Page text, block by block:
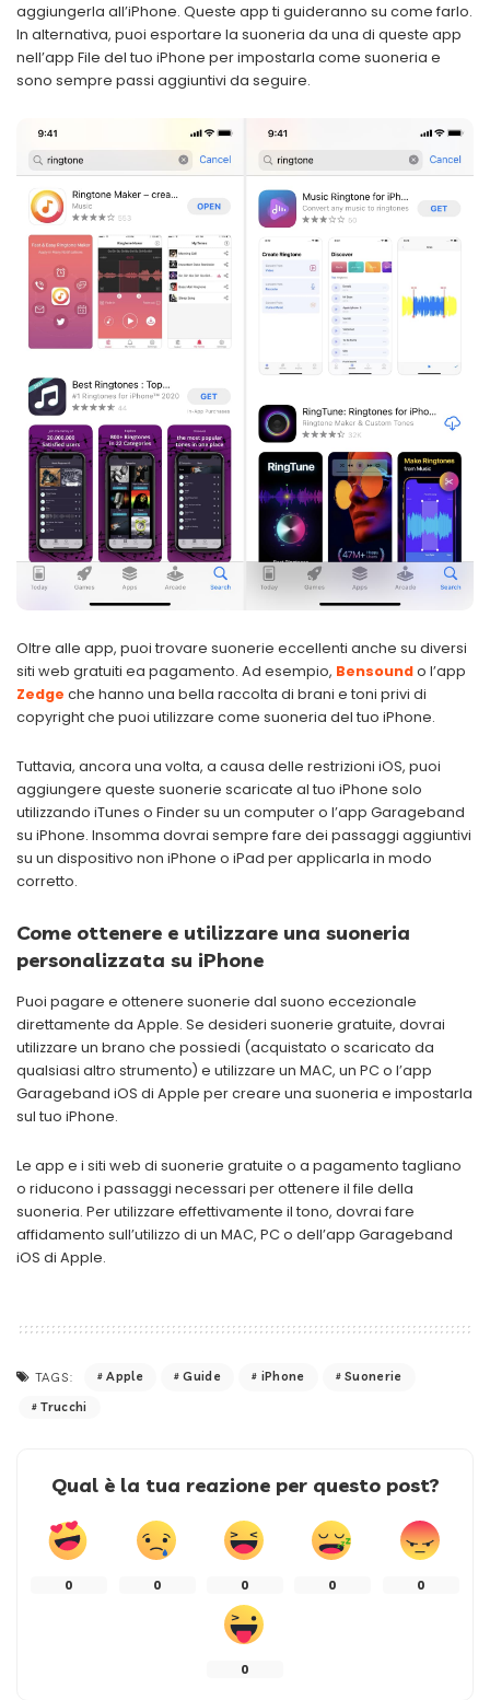
aggiungerla all’iPhone. Queste app ti guideranno su come farlo.
In alternativa, puoi esportare la suoneria da una di queste app
nell’app File del tuo iPhone per impostarla come suoneria e
sono sempre passi aggiuntivi da seguire.
Oltre alle app, puoi trovare suonerie eccellenti anche su diversi
siti web gratuiti ea pagamento. Ad esempio, Bensoundo l’app
Zedge che hanno una bella raccolta di brani e toni privi di
copyright che puoi utilizzare come suoneria del tuo iPhone.
Tuttavia, ancora una volta, a causa delle restrizioni iOS, puoi
aggiungere queste suonerie scaricate al tuo iPhone solo
utilizzando iTunes o Finder su un computer o l’app Garageband
su iPhone. Insomma dovrai sempre fare dei passaggi aggiuntivi
su un dispositivo non iPhone o iPad per applicarla in modo
corretto.
Come ottenere e utilizzare una suoneria
personalizzata su iPhone
Puoi pagare e ottenere suonerie dal suono eccezionale
direttamente da Apple. Se desideri suonerie gratuite, dovrai
utilizzare un brano che possiedi (acquistato o scaricato da
qualsiasi altro strumento) e utilizzare un MAC, un PC o l’app
Garageband iOS di Apple per creare una suoneria e impostarla
sul tuo iPhone.
Le app e i siti web di suonerie gratuite o a pagamento tagliano
o riducono i passaggi necessari per ottenere il file della
suoneria. Per utilizzare effettivamente il tono, dovrai fare
affidamento sull’utilizzo di un MAC, PC o dell’app Garageband
iOS di Apple.
TAGS: Apple Guide iPhone
Suonerie
Trucchi
Qual è la tua reazione per questo post?
0 0 0 0 0
0